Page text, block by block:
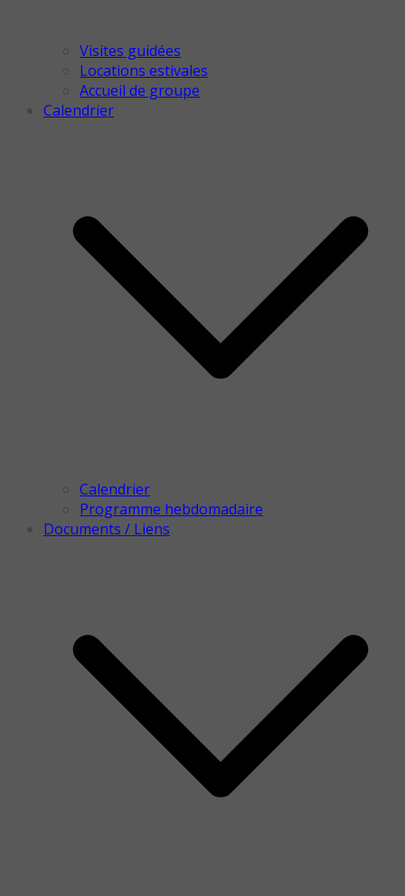
Visites guidées
Locations estivales
Accueil de groupe
Calendrier
Calendrier
Programme hebdomadaire
Documents / Liens